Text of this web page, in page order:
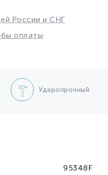
России и СНГ
оплаты
Ударопрочный
95348F